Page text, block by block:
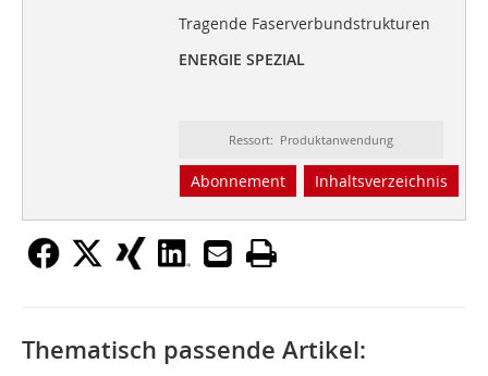
Tragende Faserverbundstrukturen
ENERGIE SPEZIAL
Ressort: Produktanwendung
Abonnement Inhaltsverzeichnis
Thematisch passende Artikel: